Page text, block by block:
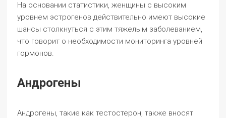
На основании статистики, женщины с высоким
уровнем эстрогенов действительно имеют высокие
шансы столкнуться с этим тяжелым заболеванием,
что говорит о необходимости мониторинга уровней
гормонов.
Андрогены
Андрогены, такие как тестостерон, также вносят